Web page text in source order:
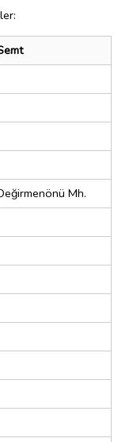
Mh.